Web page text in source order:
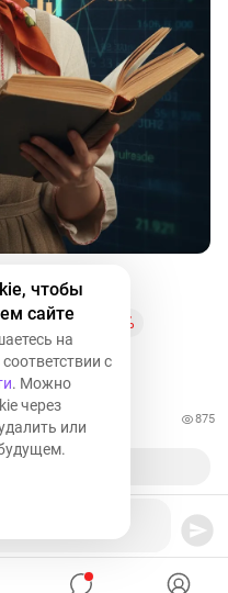
-1,02%
NVTK -0,78%
875
чтобы
сайте
на
с
. Можно
через
или